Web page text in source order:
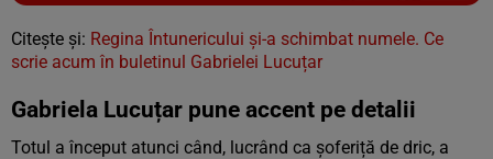
Vezi galeria foto
5 poze
Citește și: Regina Întunericului și-a schimbat numele. Ce
scrie acum în buletinul Gabrielei Lucuțar
Gabriela Lucuțar pune accent pe detalii
Totul a început atunci când, lucrând ca șoferiță de dric, a